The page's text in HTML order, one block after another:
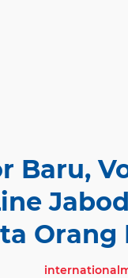
Baru,
Orang